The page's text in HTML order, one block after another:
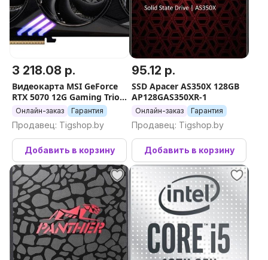
3 218.08 р.
Видеокарта MSI GeForce
RTX 5070 12G Gaming Trio
OC
Онлайн-заказ Гарантия
Продавец: Tigshop.by
Добавить в корзину
95.12 р.
SSD Apacer AS350X 128GB
AP128GAS350XR-1
Онлайн-заказ Гарантия
Продавец: Tigshop.by
Добавить в корзину